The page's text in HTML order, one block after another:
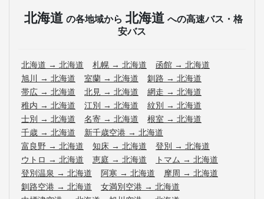
北海道 の各地域から 北海道 への高速バス・格
安バス
北海道 → 北海道 札幌 → 北海道 函館 → 北海道
旭川
→ 北海道 室蘭 → 北海道 釧路 → 北海道
帯広 → 北海道 北見 → 北海道 網走 → 北海道
稚内 → 北海道 江別 → 北海道 紋別 → 北海道
士別 → 北海道 名寄 → 北海道 根室 → 北海道
千歳 → 北海道 新千歳空港 → 北海道
富良野 → 北海道 知床 → 北海道 登別 → 北海道
ウトロ → 北海道 恵庭 → 北海道 トマム → 北海道
登別温泉 → 北海道 阿寒 → 北海道 摩周 → 北海道
釧路空港 → 北海道 女満別空港 → 北海道